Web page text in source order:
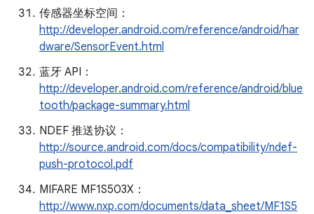
传感器坐标空间：
http://developer.android.com/reference/android/har
dware/SensorEvent.html
蓝牙 API：
http://developer.android.com/reference/android/blue
tooth/package-summary.html
NDEF 推送协议：
http://source.android.com/docs/compatibility/ndef-
push-protocol.pdf
MIFARE MF1S503X：
http://www.nxp.com/documents/data_sheet/MF1S5